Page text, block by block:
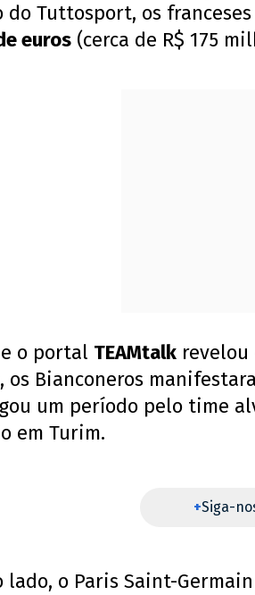
do Tuttosport, os
euros (cerca de R$ 175
o portal TEAMtalk revelou
os Bianconeros
um período pelo time
em Turim.
+Siga-
lado, o Paris Saint-